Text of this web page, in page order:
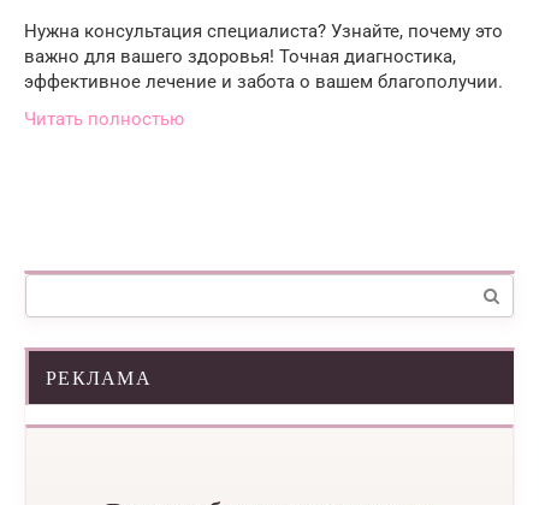
Нужна консультация специалиста? Узнайте, почему это
важно для вашего здоровья! Точная диагностика,
эффективное лечение и забота о вашем благополучии.
Читать полностью
Поиск:
РЕКЛАМА